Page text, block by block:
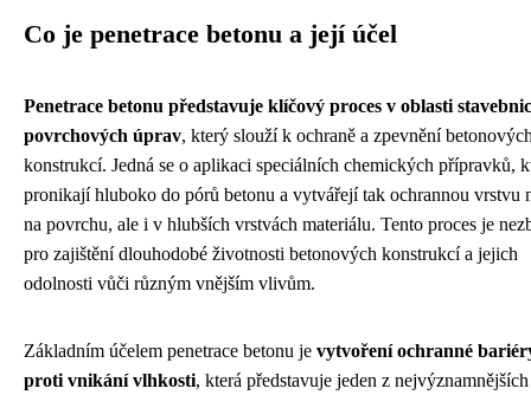
Co je penetrace betonu a její účel
Penetrace betonu představuje klíčový proces v oblasti
povrchových úprav, který slouží k ochraně a zpevnění
konstrukcí. Jedná se o aplikaci speciálních chemických přípravků,
pronikají hluboko do pórů betonu a vytvářejí tak ochrannou vrstvu
na povrchu, ale i v hlubších vrstvách materiálu. Tento proces je
pro zajištění dlouhodobé životnosti betonových konstrukcí a jejich
odolnosti vůči různým vnějším vlivům.
Základním účelem penetrace betonu je vytvoření ochranné
proti vnikání vlhkosti, která představuje jeden z nejvýznamnějších